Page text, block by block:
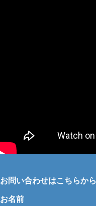
お問い合わせはこちらから
お名前